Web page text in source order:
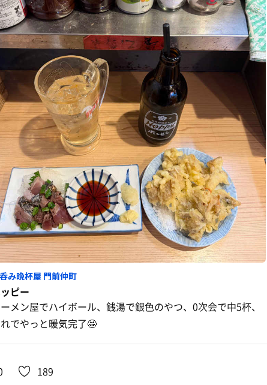
み晩杯屋 門前仲町
ピー
メン屋でハイボール、銭湯で銀色のやつ、0次会で中5杯、
でやっと暖気完了🤩
189